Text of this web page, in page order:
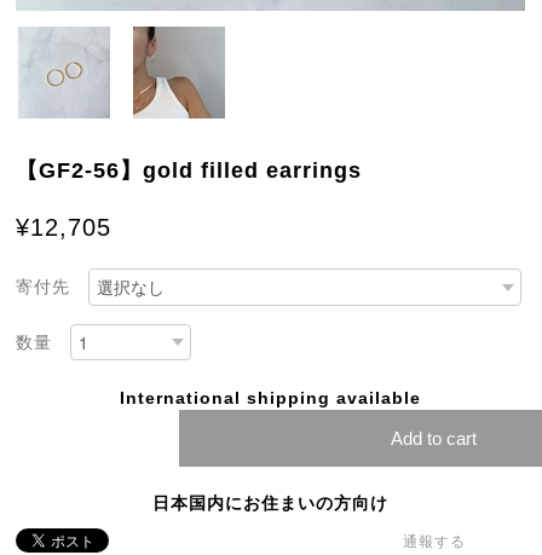
【GF2-56】gold filled earrings
¥12,705
寄付先
数量
International shipping available
Add to cart
日本国内にお住まいの方向け
通報する